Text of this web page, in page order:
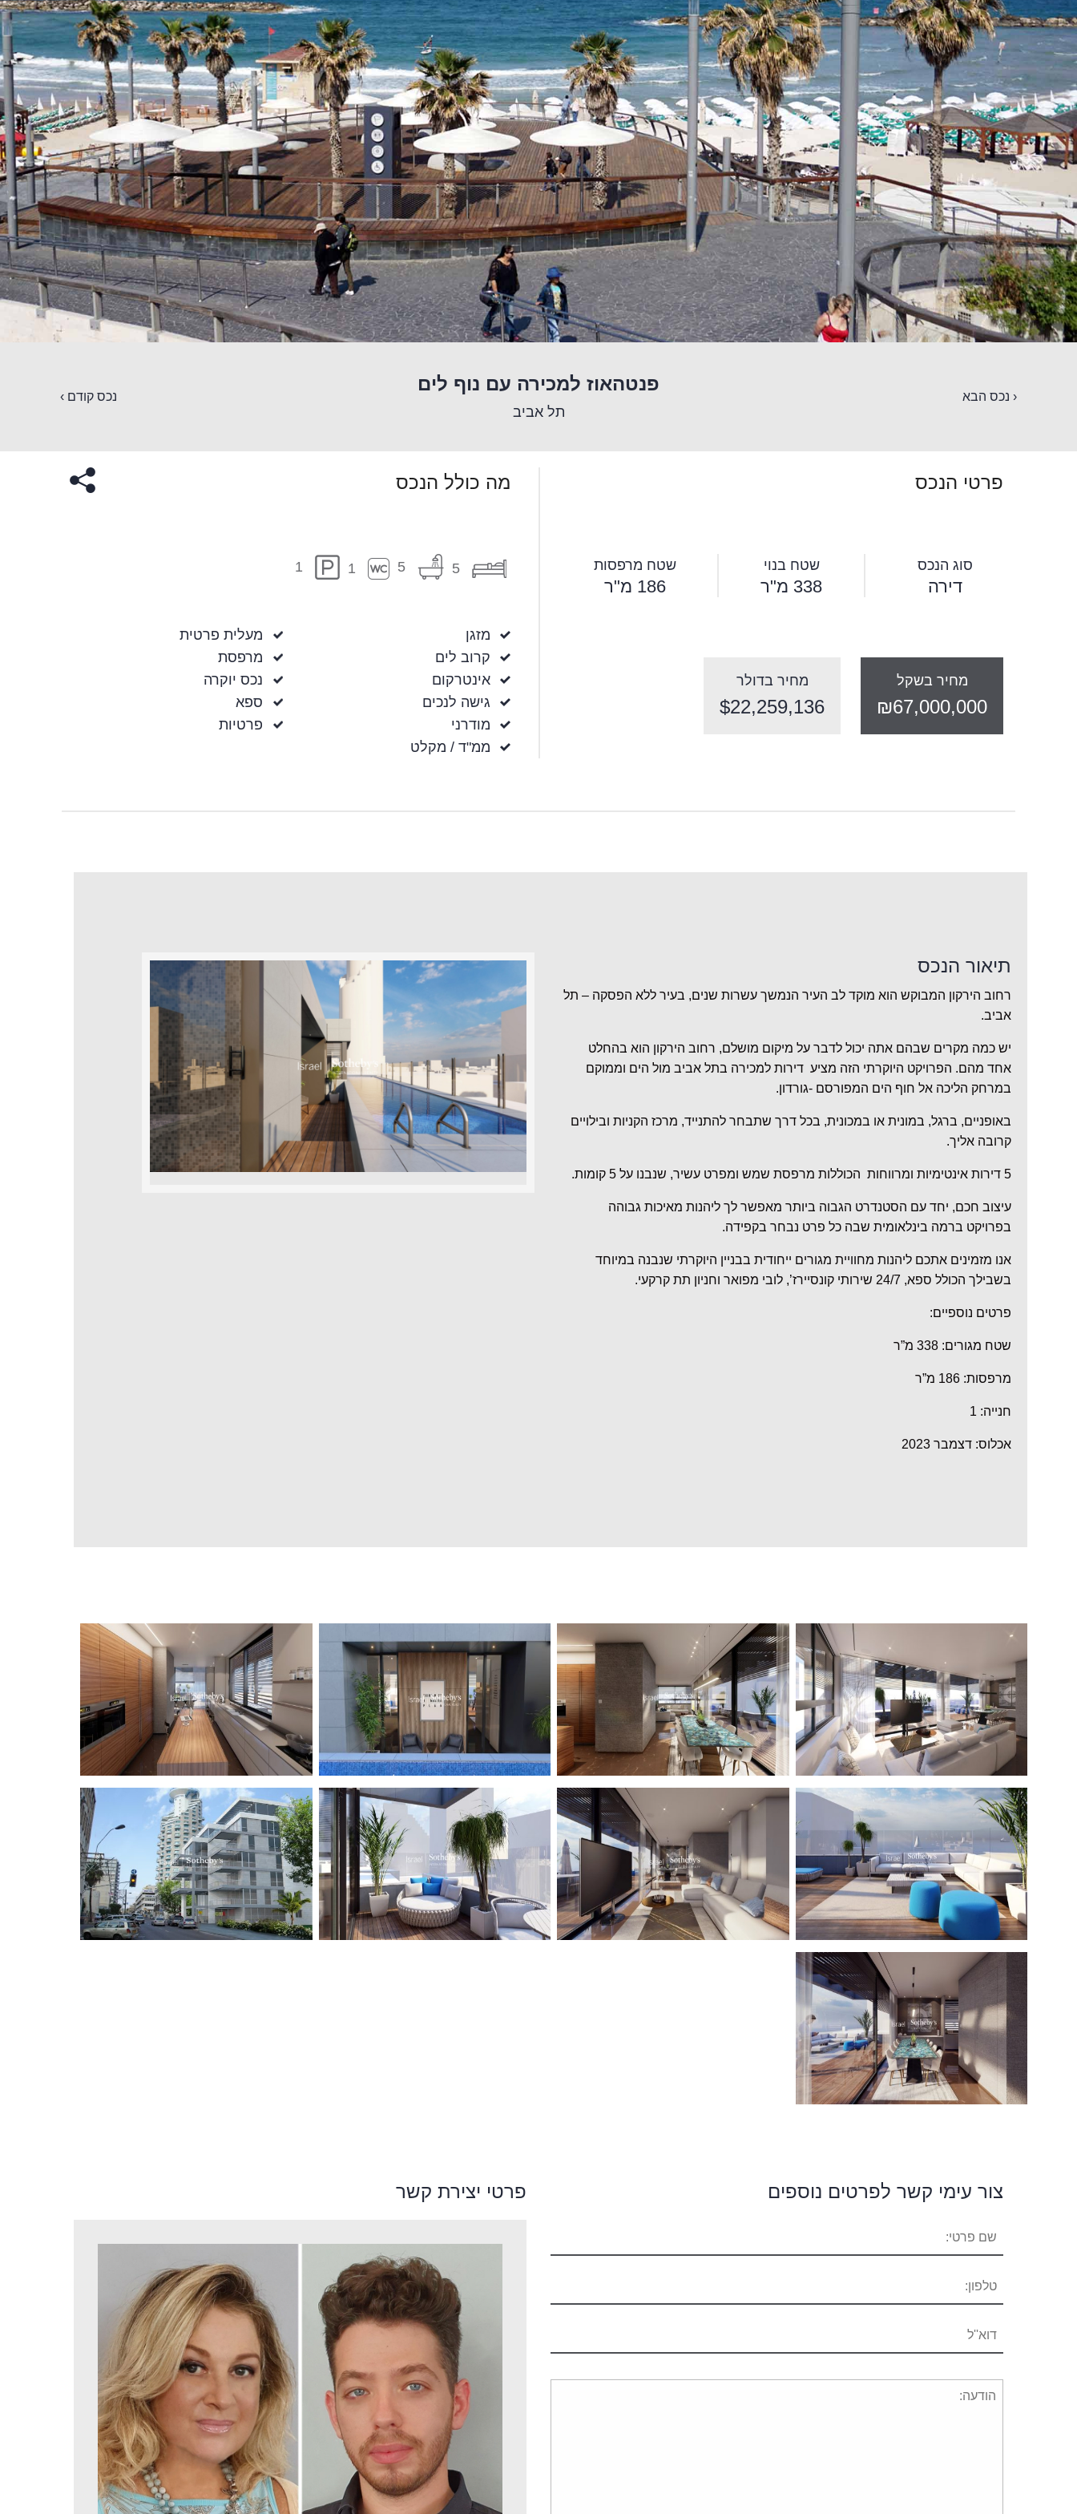
פנטהאוז למכירה עם נוף לים
תל אביב
‹ נכס הבא נכס קודם ›
פרטי הנכס
סוג הנכס
דירה
שטח בנוי
338 מ"ר
שטח מרפסות
186 מ"ר
מחיר בשקל
₪67,000,000
מחיר בדולר
$22,259,136
מה כולל הנכס
5
5
1
1
מזגן
קרוב לים
אינטרקום
גישה לנכים
מודרני
ממ"ד / מקלט
מעלית פרטית
מרפסת
נכס יוקרה
ספא
פרטיות
תיאור הנכס
רחוב הירקון המבוקש הוא מוקד לב העיר הנמשך עשרות שנים, בעיר ללא הפסקה – תל
אביב.
יש כמה מקרים שבהם אתה יכול לדבר על מיקום מושלם, רחוב הירקון הוא בהחלט
אחד מהם. הפרויקט היוקרתי הזה מציע דירות למכירה בתל אביב מול הים וממוקם
במרחק הליכה אל חוף הים המפורסם -גורדון.
באופניים, ברגל, במונית או במכונית, בכל דרך שתבחר להתנייד, מרכז הקניות ובילויים
קרובה אליך.
5 דירות אינטימיות ומרווחות הכוללות מרפסת שמש ומפרט עשיר, שנבנו על 5 קומות.
עיצוב חכם, יחד עם הסטנדרט הגבוה ביותר מאפשר לך ליהנות מאיכות גבוהה
בפרויקט ברמה בינלאומית שבה כל פרט נבחר בקפידה.
אנו מזמינים אתכם ליהנות מחוויית מגורים ייחודית בבניין היוקרתי שנבנה במיוחד
בשבילך הכולל ספא, 24/7 שירותי קונסיירז’, לובי מפואר וחניון תת קרקעי.
פרטים נוספיים:
שטח מגורים: 338 מ”ר
מרפסות: 186 מ”ר
חנייה: 1
אכלוס: דצמבר 2023
פרטי יצירת קשר צור עימי קשר לפרטים נוספים